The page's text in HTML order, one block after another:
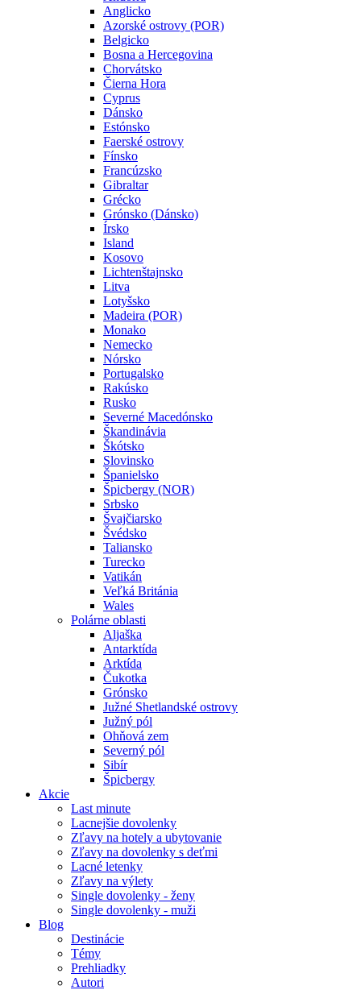
Anglicko
Azorské ostrovy (POR)
Belgicko
Bosna a Hercegovina
Chorvátsko
Čierna Hora
Cyprus
Dánsko
Estónsko
Faerské ostrovy
Fínsko
Francúzsko
Gibraltar
Grécko
Grónsko (Dánsko)
Írsko
Island
Kosovo
Lichtenštajnsko
Litva
Lotyšsko
Madeira (POR)
Monako
Nemecko
Nórsko
Portugalsko
Rakúsko
Rusko
Severné Macedónsko
Škandinávia
Škótsko
Slovinsko
Španielsko
Špicbergy (NOR)
Srbsko
Švajčiarsko
Švédsko
Taliansko
Turecko
Vatikán
Veľká Británia
Wales
Polárne oblasti
Aljaška
Antarktída
Arktída
Čukotka
Grónsko
Južné Shetlandské ostrovy
Južný pól
Ohňová zem
Severný pól
Sibír
Špicbergy
Akcie
Last minute
Lacnejšie dovolenky
Zľavy na hotely a ubytovanie
Zľavy na dovolenky s deťmi
Lacné letenky
Zľavy na výlety
Single dovolenky - ženy
Single dovolenky - muži
Blog
Destinácie
Témy
Prehliadky
Autori